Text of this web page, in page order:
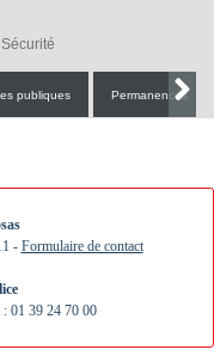
Sécurité
publiques Permanences
- Formulaire de contact
: 01 39 24 70 00